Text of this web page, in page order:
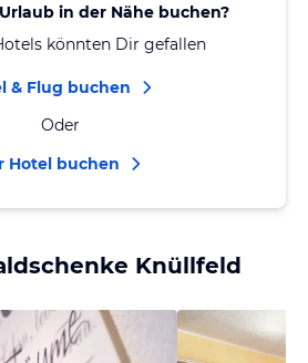
in der Nähe buchen?
könnten Dir gefallen
& Flug buchen
Oder
Hotel buchen
Knüllfeld